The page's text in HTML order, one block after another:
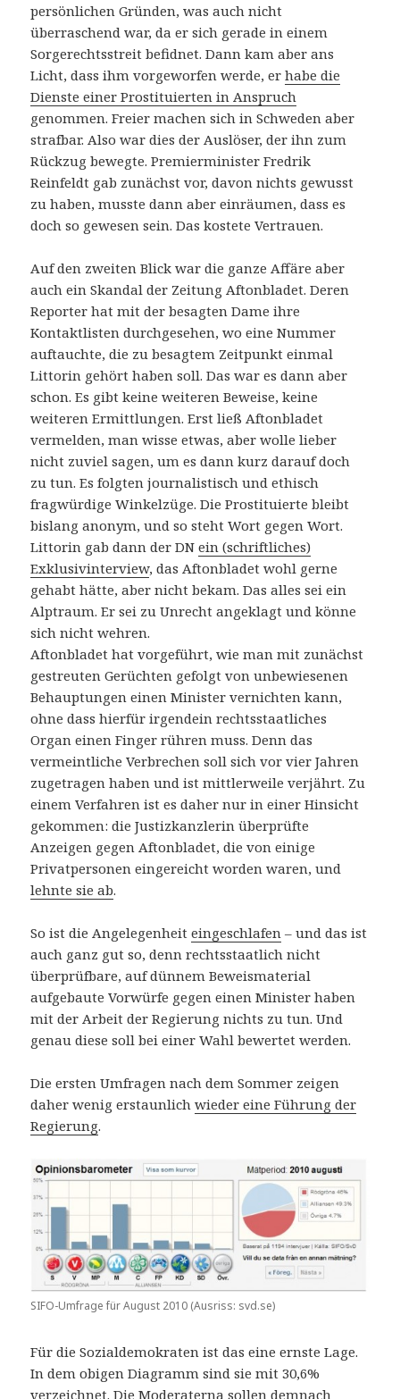
persönlichen Gründen, was auch nicht
überraschend war, da er sich gerade in einem
Sorgerechtsstreit befidnet. Dann kam aber ans
Licht, dass ihm vorgeworfen werde, erhabe die
Dienste einer Prostituierten in Anspruch
genommen. Freier machen sich in Schweden aber
strafbar. Also war dies der Auslöser, der ihn zum
Rückzug bewegte. Premierminister Fredrik
Reinfeldt gab zunächst vor, davon nichts gewusst
zu haben, musste dann aber einräumen, dass es
doch so gewesen sein. Das kostete Vertrauen.
Auf den zweiten Blick war die ganze Affäre aber
auch ein Skandal der Zeitung Aftonbladet. Deren
Reporter hat mit der besagten Dame ihre
Kontaktlisten durchgesehen, wo eine Nummer
auftauchte, die zu besagtem Zeitpunkt einmal
Littorin gehört haben soll. Das war es dann aber
schon. Es gibt keine weiteren Beweise, keine
weiteren Ermittlungen. Erst ließ Aftonbladet
vermelden, man wisse etwas, aber wolle lieber
nicht zuviel sagen, um es dann kurz darauf doch
zu tun. Es folgten journalistisch und ethisch
fragwürdige Winkelzüge. Die Prostituierte bleibt
bislang anonym, und so steht Wort gegen Wort.
Littorin gab dann der DNein (schriftliches)
Exklusivinterview, das Aftonbladet wohl gerne
gehabt hätte, aber nicht bekam. Das alles sei ein
Alptraum. Er sei zu Unrecht angeklagt und könne
sich nicht wehren.
Aftonbladet hat vorgeführt, wie man mit zunächst
gestreuten Gerüchten gefolgt von unbewiesenen
Behauptungen einen Minister vernichten kann,
ohne dass hierfür irgendein rechtsstaatliches
Organ einen Finger rühren muss. Denn das
vermeintliche Verbrechen soll sich vor vier Jahren
zugetragen haben und ist mittlerweile verjährt. Zu
einem Verfahren ist es daher nur in einer Hinsicht
gekommen: die Justizkanzlerin überprüfte
Anzeigen gegen Aftonbladet, die von einige
Privatpersonen eingereicht worden waren, und
lehnte sie ab.
So ist die Angelegenheiteingeschlafen – und das ist
auch ganz gut so, denn rechtsstaatlich nicht
überprüfbare, auf dünnem Beweismaterial
aufgebaute Vorwürfe gegen einen Minister haben
mit der Arbeit der Regierung nichts zu tun. Und
genau diese soll bei einer Wahl bewertet werden.
Die ersten Umfragen nach dem Sommer zeigen
daher wenig erstaunlichwieder eine Führung der
Regierung.
SIFO-Umfrage für August 2010 (Ausriss: svd.se)
Für die Sozialdemokraten ist das eine ernste Lage.
In dem obigen Diagramm sind sie mit 30,6%
verzeichnet. Die Moderaterna sollen demnach